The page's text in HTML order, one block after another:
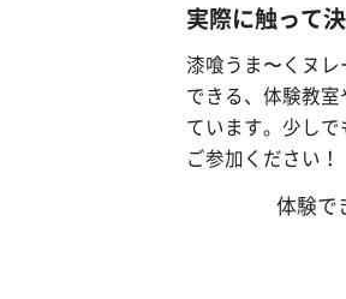
実際に触って
漆喰うま〜くヌ
できる、体験教
ています。少し
ご参加ください！
体験で